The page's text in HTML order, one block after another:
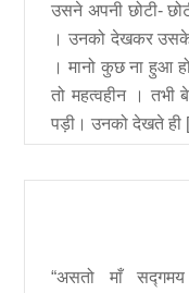
उसने अपनी छोटी-
। उनको देखकर उसके
। मानो कुछ ना हुआ
तो महत्वहीन । तभी
पड़ी। उनको देखते
“असतो माँ सद्गमय